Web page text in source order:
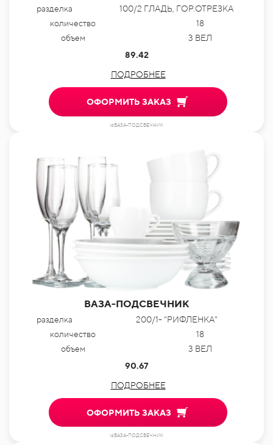
разделка
100/2 ГЛАДЬ, ГОР.ОТРЕЗКА
количество
18
объем
3 ВЕЛ
89.42
ПОДРОБНЕЕ
ОФОРМИТЬ ЗАКАЗ
idВАЗА-ПОДСВЕЧНИК
ВАЗА-ПОДСВЕЧНИК
разделка
200/1- "РИФЛЕНКА"
количество
18
объем
3 ВЕЛ
90.67
ПОДРОБНЕЕ
ОФОРМИТЬ ЗАКАЗ
idВАЗА-ПОДСВЕЧНИК